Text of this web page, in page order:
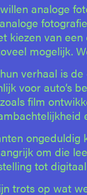
analoge
kiezen van
mogelijk.
verhaal is
voor auto’s
film
om die
tot
trots op wat